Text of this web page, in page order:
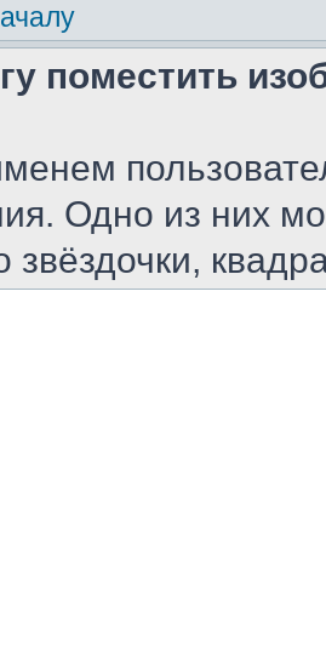
поместить
Одно из них
звёздочки,